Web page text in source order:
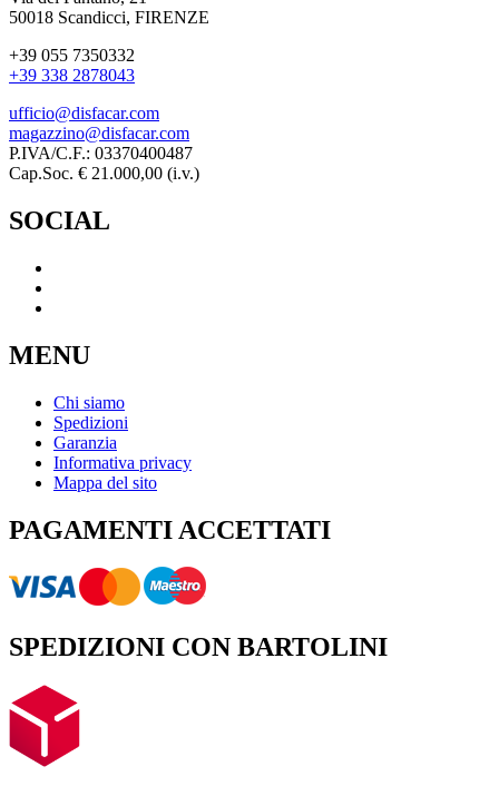
50018 Scandicci, FIRENZE
+39 055 7350332
+39 338 2878043
ufficio@disfacar.com
magazzino@disfacar.com
P.IVA/C.F.: 03370400487
Cap.Soc. € 21.000,00 (i.v.)
SOCIAL
MENU
Chi siamo
Spedizioni
Garanzia
Informativa privacy
Mappa del sito
PAGAMENTI ACCETTATI
SPEDIZIONI CON BARTOLINI